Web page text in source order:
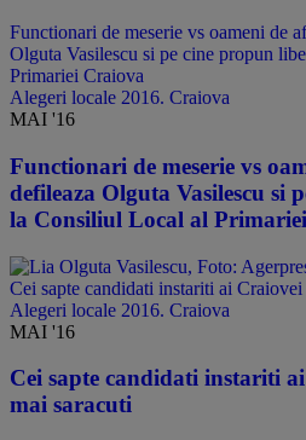
Functionari de meserie vs oameni de
Olguta Vasilescu si pe cine propun
Primariei Craiova
Alegeri locale 2016. Craiova
MAI '16
Functionari de meserie vs
defileaza Olguta Vasilescu si
la Consiliul Local al
Cei sapte candidati instariti ai
Alegeri locale 2016. Craiova
MAI '16
Cei sapte candidati instariti
mai saracuti